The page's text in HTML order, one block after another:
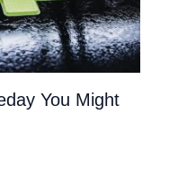
You Might